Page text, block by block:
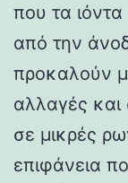
που τα ιόντα
από την
προκαλούν
αλλαγές και
σε μικρές
επιφάνεια